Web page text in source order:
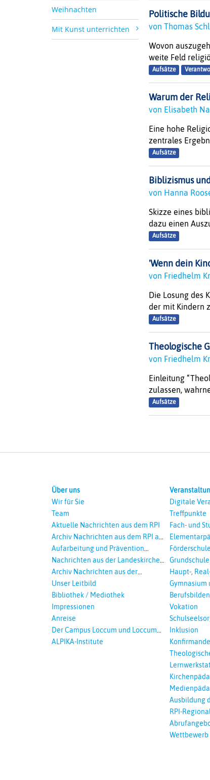
Weihnachten
Mit Kunst unterrichten
Politische
von Thomas
Wovon
weite Feld
Aufsätze
Warum der
von Elisabeth
Eine hohe
zentrales
Aufsätze
Biblizismus
von Hanna
Skizze eines
dazu einen
Aufsätze
'Wenn dein
von Friedhelm
Die Losung des
der mit Kindern
Aufsätze
Theologische
von Friedhelm
Einleitung
zulassen,
Aufsätze
Über uns
Wir für Sie
Team
Aktuelle Nachrichten aus dem RPI
Archiv Nachrichten aus dem RPI ab
2018
Aufarbeitung und Prävention
sexualisierte Gewalt - Landeskirche
Nachrichten aus der Landeskirche
Hannovers
Archiv Nachrichten aus der
Landeskirche in Auswahl
Unser Leitbild
Bibliothek / Mediothek
Impressionen
Anreise
Der Campus Loccum und Loccumer
Einrichtungen
ALPIKA-Institute
Digitale
Treffpunkte
Fach- und
Förderschule
Grundschule
Haupt-,
Gymnasium
Vokation
Inklusion
Ausbildung
RPI-Regional
Wettbewerb